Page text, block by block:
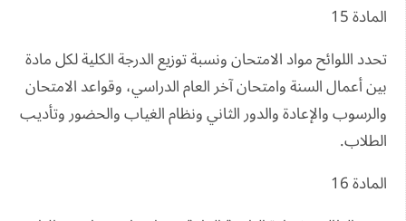
المادة 15
تحدد اللوائح مواد الامتحان ونسبة توزيع الدرجة الكلية لكل مادة
بين أعمال السنة وامتحان آخر العام الدراسي، وقواعد الامتحان
والرسوب والإعادة والدور الثاني ونظام الغياب والحضور وتأديب
الطلاب.
المادة 16